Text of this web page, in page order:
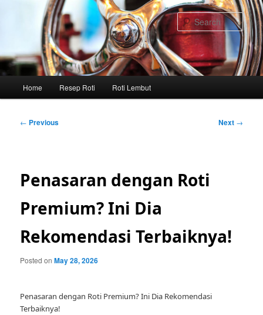
Home Resep Roti Roti Lembut
Post
← Previous Next →
Penasaran dengan Roti
Premium? Ini Dia
Rekomendasi Terbaiknya!
Posted onMay 28, 2026
Penasaran dengan Roti Premium? Ini Dia Rekomendasi
Terbaiknya!